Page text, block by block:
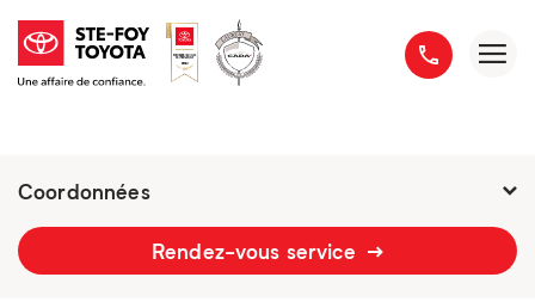
Coordonnées
Fermé : Ouverture-
Rendez-vous service